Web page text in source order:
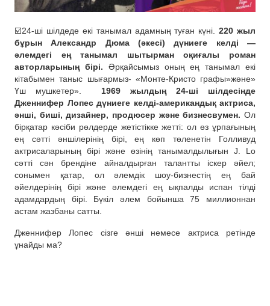
☑️24-ші шілдеде екі танымал адамның туған күні.220 жыл
бұрын Александр Дюма (әкесі) дүниеге келді —
әлемдегі ең танымал шытырман оқиғалы роман
авторларының бірі. Әрқайсымыз оның ең танымал екі
кітабымен таныс шығармыз- «Монте-Кристо графы»және»
Үш мушкетер».
1969 жылдың 24-ші шілдесінде
Дженнифер Лопес дүниеге келді-американдық актриса,
әнші, биші, дизайнер, продюсер және бизнесвумен. Ол
бірқатар кәсіби рөлдерде жетістікке жетті: ол өз ұрпағының
ең сәтті әншілерінің бірі, ең көп төленетін Голливуд
актрисаларының бірі және өзінің танымалдылығын J. Lo
сәтті сән брендіне айналдырған талантты іскер әйел;
сонымен қатар, ол әлемдік шоу-бизнестің ең бай
әйелдерінің бірі және әлемдегі ең ықпалды испан тілді
адамдардың бірі. Бүкіл әлем бойынша 75 миллионнан
астам жазбаны сатты.
Дженнифер Лопес сізге әнші немесе актриса ретінде
ұнайды ма?